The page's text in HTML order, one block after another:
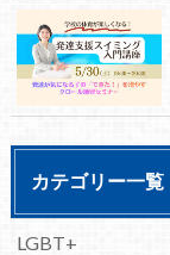
カテゴリー一覧
LGBT+